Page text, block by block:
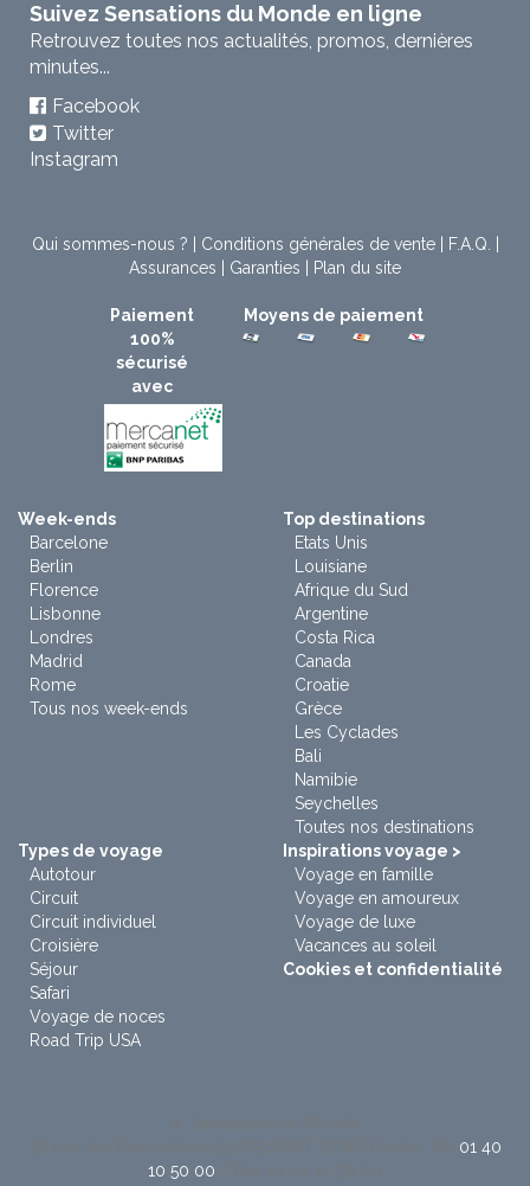
Suivez Sensations du Monde en ligne
Retrouvez toutes nos actualités, promos, dernières
minutes...
Facebook
Twitter
Instagram
Qui sommes-nous ? Conditions générales de vente| F.A.Q.
Assurances
Garanties Plan du site
Paiement
100%
sécurisé
avec
Moyens de paiement
Week-ends
Barcelone
Berlin
Florence
Lisbonne
Londres
Madrid
Rome
Tous nos week-ends
Top destinations
Etats Unis
Louisiane
Afrique du Sud
Argentine
Costa Rica
Canada
Croatie
Grèce
Les Cyclades
Bali
Namibie
Seychelles
Toutes nos destinations
Types de voyage
Autotour
Circuit
Circuit individuel
Croisière
Séjour
Safari
Voyage de noces
Road Trip USA
Inspirations voyage >
Voyage en famille
Voyage en amoureux
Voyage de luxe
Vacances au soleil
Cookies et confidentialité
01 40
10 50 00